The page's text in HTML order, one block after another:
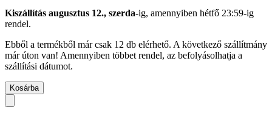
Kiszállítás augusztus 12., szerda-ig, amennyiben hétfő 23:59-ig
rendel.
Ebből a termékből már csak 12 db elérhető. A következő szállítmány
már úton van! Amennyiben többet rendel, az befolyásolhatja a
szállítási dátumot.
Kosárba